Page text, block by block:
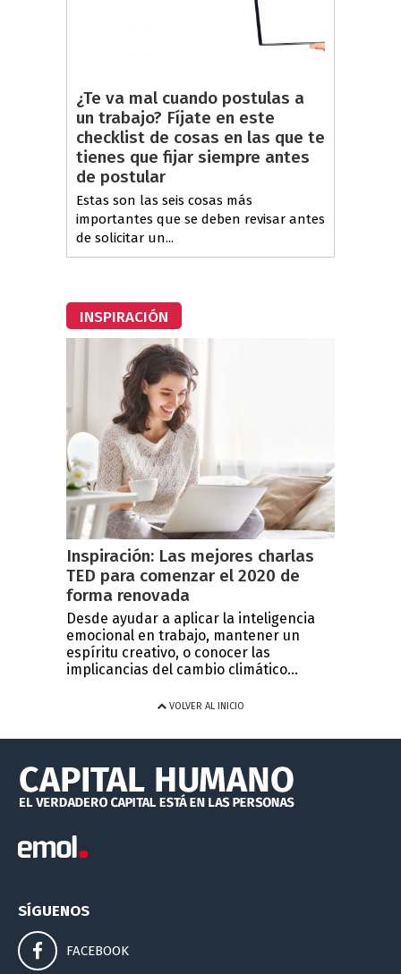
¿Te va mal cuando postulas a
un trabajo? Fíjate en este
checklist de cosas en las que te
tienes que fijar siempre antes
de postular
Estas son las seis cosas más
importantes que se deben revisar antes
de solicitar un...
INSPIRACIÓN
Inspiración: Las mejores charlas
TED para comenzar el 2020 de
forma renovada
Desde ayudar a aplicar la inteligencia
emocional en trabajo, mantener un
espíritu creativo, o conocer las
implicancias del cambio climático...
VOLVER AL INICIO
SÍGUENOS
FACEBOOK